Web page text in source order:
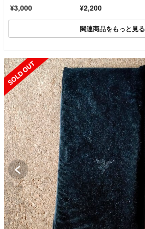
指 M-DPT1MRBK(1
個)
¥3,000 ンダ、イエロー、マゼ
ンダ×2）」
¥2,200
関連商品をもっと見る
SOLD OUT